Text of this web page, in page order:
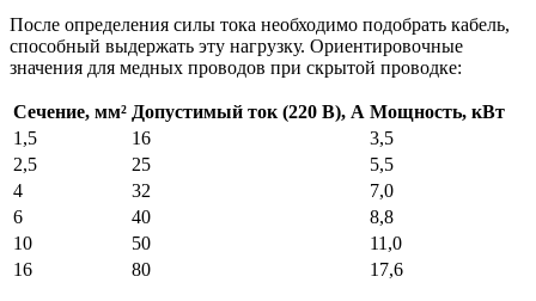
После определения силы тока необходимо подобрать кабель,
способный выдержать эту нагрузку. Ориентировочные
значения для медных проводов при скрытой проводке:
Сечение, мм² Допустимый ток (220 В), А Мощность, кВт
1,5
16
3,5
2,5
25
5,5
4
32
7,0
6
40
8,8
10
50
11,0
16
80 17,6